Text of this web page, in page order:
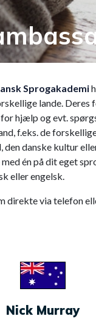
Sprogakademi
lande. Deres
hjælp og evt.
f.eks. de
danske kultur
én på dit eget
eller engelsk.
direkte via telefon
Nick Murray